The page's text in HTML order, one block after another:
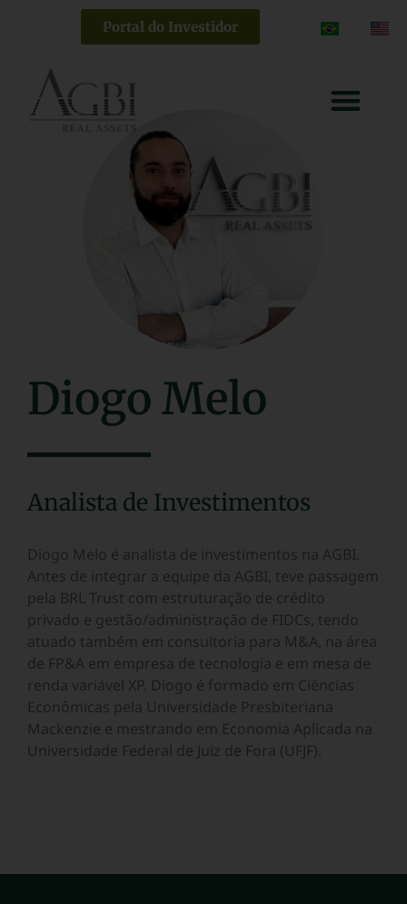
Portal do Investidor
Diogo Melo
Analista de Investimentos
Diogo Melo é analista de investimentos na AGBI.
Antes de integrar a equipe da AGBI, teve passagem
pela BRL Trust com estruturação de crédito
privado e gestão/administração de FIDCs, tendo
atuado também em consultoria para M&A, na área
de FP&A em empresa de tecnologia e em mesa de
renda variável XP. Diogo é formado em Ciências
Econômicas pela Universidade Presbiteriana
Mackenzie e mestrando em Economia Aplicada na
Universidade Federal de Juiz de Fora (UFJF).